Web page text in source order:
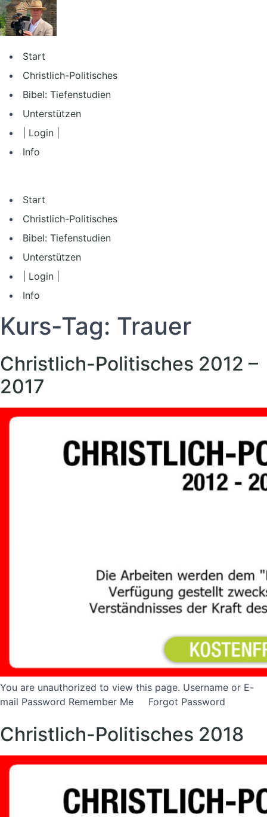
Zum
Inhalt
springen
Start
Christlich-Politisches
Bibel: Tiefenstudien
Unterstützen
| Login |
Info
Start
Christlich-Politisches
Bibel: Tiefenstudien
Unterstützen
| Login |
Info
Kurs-Tag: Trauer
Christlich-Politisches 2012 –
2017
You are unauthorized to view this page. Username or E-
mail Password Remember Me Forgot Password
Christlich-Politisches 2018